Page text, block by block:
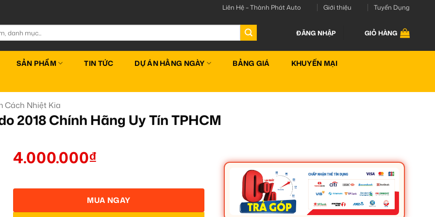
Liên Hệ – Thành Phát Auto Giới thiệu Tuyển Dụng
ĐĂNG NHẬP GIỎ HÀNG
SẢN PHẨM TIN TỨC DỰ ÁN HẰNG NGÀY BẢNG GIÁ KHUYẾN MẠI
Cách Nhiệt Kia
2018 Chính Hãng Uy Tín TPHCM
4.000.000₫
MUA NGAY